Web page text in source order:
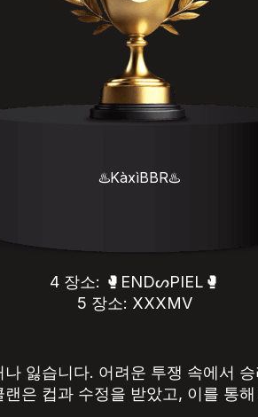
♨️KàxìBBR♨️
4 장소: 🥊ENDᔕPIEL🥊
5 장소: XXXMV
잃습니다. 어려운 투쟁 속에서
은 컵과 수정을 받았고, 이를 통